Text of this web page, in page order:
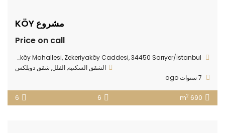
مشروع KÖY
Price on call
Zekeriyaköy Mahallesi, Zekeriyaköy Caddesi, 34450 Sarıyer/İstanbul
الشقق السكنية,الفلل, شقق دوبلكس
690 m
2
6
6